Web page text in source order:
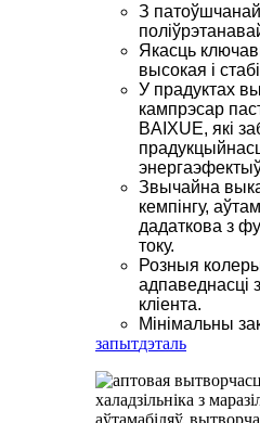
З
Якасць
высокая і
У прадуктах
кампрэсар
BAIXUE, які
Звычайна
кемпінгу,
дадаткова з
току.
Розныя
адпаведнасці
кліента.
Мінімальны
запытдэталь